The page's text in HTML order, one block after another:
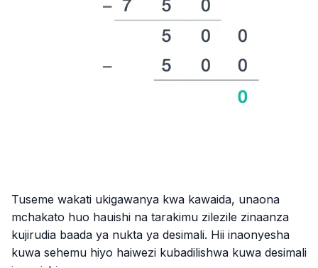
Tuseme wakati ukigawanya kwa kawaida, unaona
mchakato huo hauishi na tarakimu zilezile zinaanza
kujirudia baada ya nukta ya desimali. Hii inaonyesha
kuwa sehemu hiyo haiwezi kubadilishwa kuwa desimali